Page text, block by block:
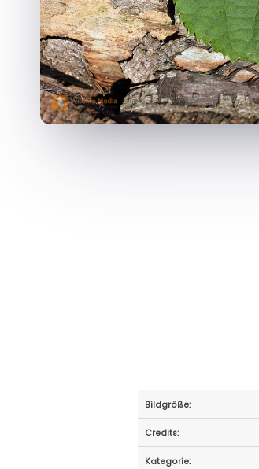
Bildgröße:
Credits:
Kategorie: